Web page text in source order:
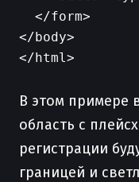
  </form>
</body>
</html>
В этом примере
область с
регистрации
границей и